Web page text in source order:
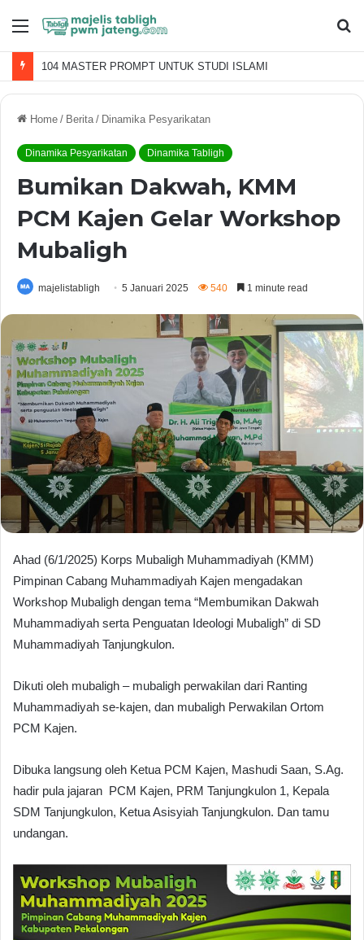
Menu
104 MASTER PROMPT UNTUK STUDI ISLAMI
Home / Berita / Dinamika Pesyarikatan
Dinamika Pesyarikatan Dinamika Tabligh
Bumikan Dakwah, KMM
PCM Kajen Gelar Workshop
Mubaligh
majelistabligh 5 Januari 2025 540 1 minute read
Ahad (6/1/2025) Korps Mubaligh Muhammadiyah (KMM)
Pimpinan Cabang Muhammadiyah Kajen mengadakan
Workshop Mubaligh dengan tema “Membumikan Dakwah
Muhammadiyah serta Penguatan Ideologi Mubaligh” di SD
Muhammadiyah Tanjungkulon.
Dikuti oleh mubaligh – mubaligh perwakilan dari Ranting
Muhammadiyah se-kajen, dan mubaligh Perwakilan Ortom
PCM Kajen.
Dibuka langsung oleh Ketua PCM Kajen, Mashudi Saan, S.Ag.
hadir pula jajaran PCM Kajen, PRM Tanjungkulon 1, Kepala
SDM Tanjungkulon, Ketua Asisyiah Tanjungkulon. Dan tamu
undangan.